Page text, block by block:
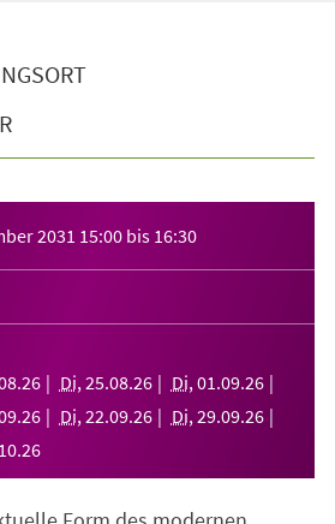
2031 15:00 bis 16:30
.26 Di, 25.08.26 Di, 01 .09.26
.26 Di, 22.09.26 Di, 29.09.26
10.26